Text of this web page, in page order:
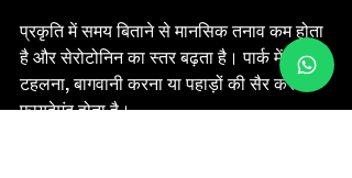
प्रकृति में समय बिताने से मानसिक तनाव कम होता
है और सेरोटोनिन का स्तर बढ़ता है। पार्क में
टहलना, बागवानी करना या पहाड़ों की सैर करना
फायदेमंद होता है।